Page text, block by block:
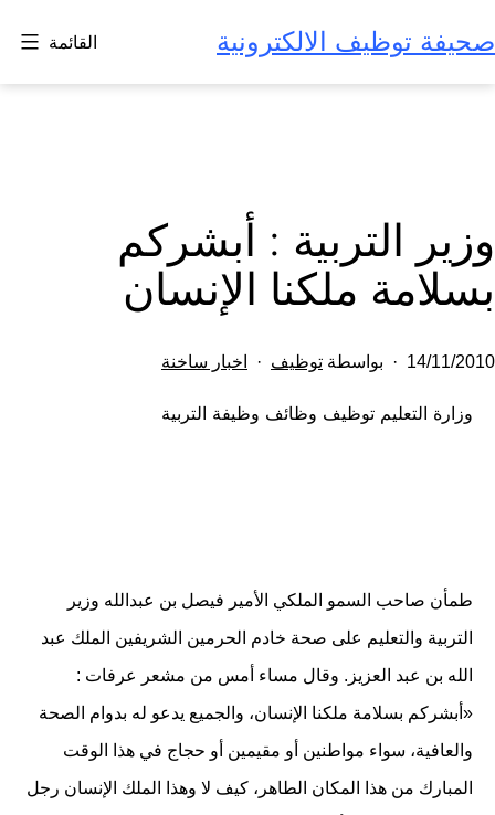
إلى
المحتوى
صحيفة توظيف الالكترونية القائمة
وزير التربية : أبشركم
بسلامة ملكنا الإنسان
تم
في
14/11/2010 بواسطة توظيف
مصنف
اخبار ساخنة
وزارة التعليم توظيف وظائف وظيفة التربية
طمأن صاحب السمو الملكي الأمير فيصل بن عبدالله وزير
التربية والتعليم على صحة خادم الحرمين الشريفين الملك عبد
الله بن عبد العزيز. وقال مساء أمس من مشعر عرفات :
«أبشركم بسلامة ملكنا الإنسان، والجميع يدعو له بدوام الصحة
والعافية، سواء مواطنين أو مقيمين أو حجاج في هذا الوقت
المبارك من هذا المكان الطاهر، كيف لا وهذا الملك الإنسان رجل